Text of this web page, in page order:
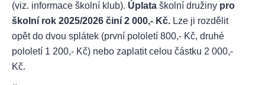
(viz. informace školní klub). Úplata školní družiny pro
školní rok 2025/2026 činí 2 000,- Kč. Lze ji rozdělit
opět do dvou splátek (první pololetí 800,- Kč, druhé
pololetí 1 200,- Kč) nebo zaplatit celou částku 2 000,-
Kč.